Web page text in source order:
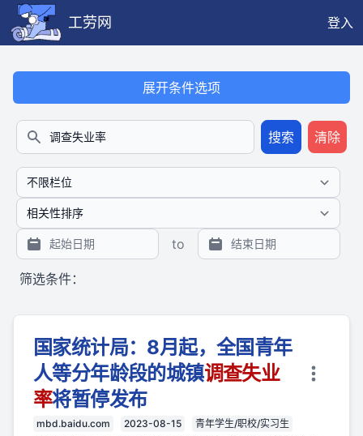
工劳网
登入
展开条件选项
搜索
搜索 清除
to
筛选条件：
国家统计局：8月起，全国青年
人等分年龄段的城镇调查失业
率将暂停发布
mbd.baidu.com 2023-08-15 青年学生/职校/实习生